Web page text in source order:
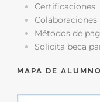
Certificaciones
Colaboraciones
Métodos de
Solicita beca
MAPA DE